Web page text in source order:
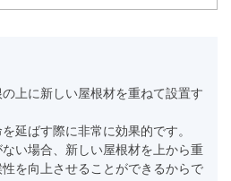
上に新しい屋根材を重ねて設置す
延ばす際に非常に効果的です。
い場合、新しい屋根材を上から重
を向上させることができるからで